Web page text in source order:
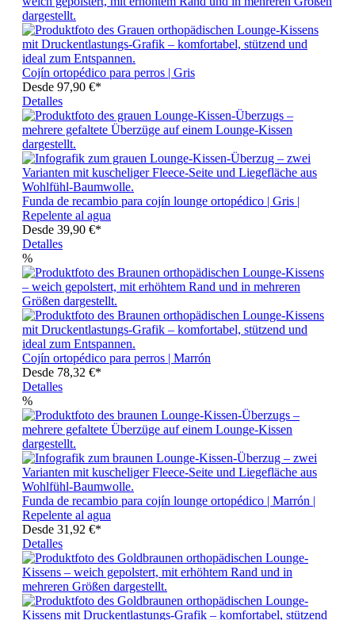
Cojín ortopédico para perros | Gris
Desde 97,90 €*
Detalles
Funda de recambio para cojín lounge ortopédico | Gris |
Repelente al agua
Desde 39,90 €*
Detalles
%
Cojín ortopédico para perros | Marrón
Desde 78,32 €*
Detalles
%
Funda de recambio para cojín lounge ortopédico | Marrón |
Repelente al agua
Desde 31,92 €*
Detalles